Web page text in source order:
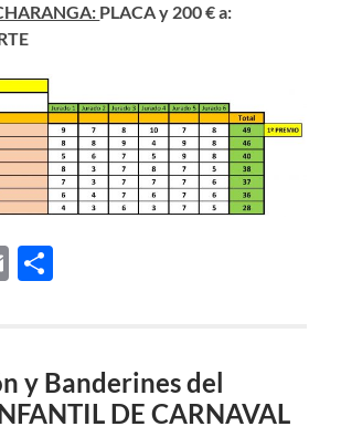
PLACA y 200 € a:
Email
y Banderines del
DE CARNAVAL